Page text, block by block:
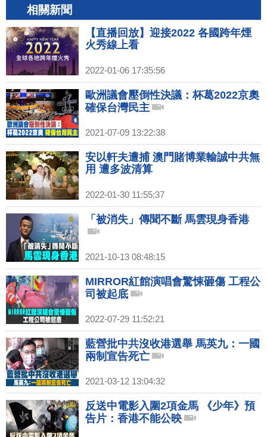
相關新聞
【直播回放】迎接2022 各國跨年煙
火秀線上看
2022-01-06 17:35:56
歐洲議會壓倒性決議：杯葛2022京奧
確保台灣民主
2021-07-09 13:22:38
安以軒夫遭捕 澳門賭博業輸誠中共無
用 遭多波清算
2022-01-30 11:55:37
「被消失」傳聞不斷 馬雲現身香港
2021-10-13 08:48:15
MIRROR紅館演唱會驚悚砸傷 工程公
司被起底
2022-07-29 11:52:21
藍營批中共沒收港選舉 馬英九：一國
兩制宣告死亡
2021-03-12 13:04:32
反送中電影入圍2項金馬 《少年》預
告片：香港不能公映